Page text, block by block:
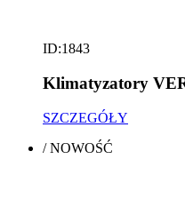
ID:1843
Klimatyzatory
SZCZEGÓŁY
/NOWOŚĆ